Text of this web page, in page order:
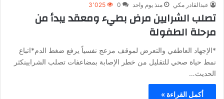
عبدالقادر مكي منذ يوم واحد 0 3٬025
تصلب الشرايين مرض بطيء ومعقد يبدأ من
مرحلة الطفولة
*الإجهاد العاطفي والتعرض لموقف مزعج نفسياً يرفع ضغط الدم*اتباع
نمط حياة صحي للتقليل من خطر الإصابة بمضاعفات تصلب الشرايينكثر
الحديث…
أكمل القراءة »